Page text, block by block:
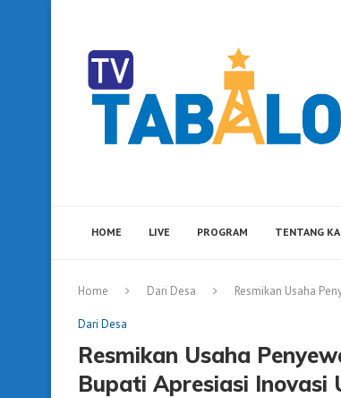
HOME LIVE PROGRAM TENTANG
Home Dari Desa Resmikan Usaha
Dari Desa
Resmikan Usaha
Bupati Apresiasi Inovasi